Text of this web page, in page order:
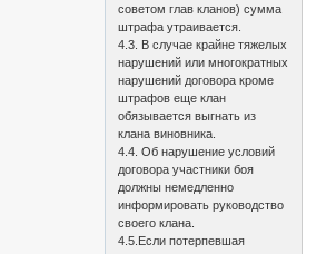
советом глав кланов) сумма
штрафа утраивается.
4.3. В случае крайне тяжелых
нарушений или многократных
нарушений договора кроме
штрафов еще клан
обязывается выгнать из
клана виновника.
4.4. Об нарушение условий
договора участники боя
должны немедленно
информировать руководство
своего клана.
4.5.Если потерпевшая